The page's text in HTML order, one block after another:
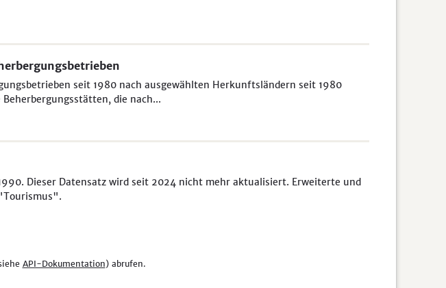
seit 1980 nach ausgewählten Herkunftsländern seit 1980
die nach...
Dieser Datensatz wird seit 2024 nicht mehr aktualisiert. Erweiterte und
API-Dokumentation) abrufen.